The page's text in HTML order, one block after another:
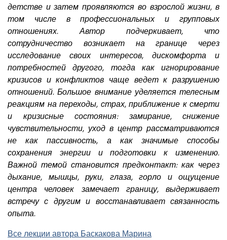
детстве и затем проявляются во взрослой жизни, в
том числе в профессиональных и групповых
отношениях. Автор подчеркивает, что
сотрудничество возникает на границе через
исследование своих интересов, дискомфорта и
потребностей другого, тогда как игнорирование
кризисов и конфликтов чаще ведет к разрушению
отношений. Большое внимание уделяется телесным
реакциям на переходы, страх, приближение к смерти
и кризисные состояния: замирание, снижение
чувствительности, уход в центр рассматриваются
не как пассивность, а как значимые способы
сохранения энергии и подготовки к изменению.
Важной темой становится предконтакт: как через
дыхание, мышцы, руки, глаза, горло и ощущение
центра человек замечает границу, выдерживает
встречу с другим и восстанавливает связанность
опыта.
Все лекции автора Баскакова Марина